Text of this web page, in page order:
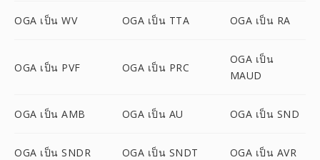
OGA เป็น WV OGA เป็น TTA OGA เป็น RA
OGA เป็น PVF OGA เป็น PRC
OGA เป็น
MAUD
OGA เป็น AMB OGA เป็น AU OGA เป็น SND
OGA เป็น SNDR OGA เป็น SNDT OGA เป็น AVR